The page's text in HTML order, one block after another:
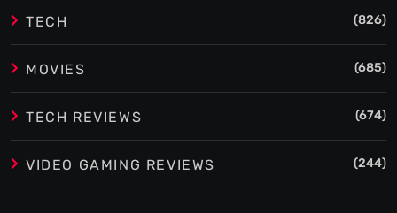
TECH (826)
MOVIES (685)
TECH REVIEWS (674)
VIDEO GAMING REVIEWS (244)